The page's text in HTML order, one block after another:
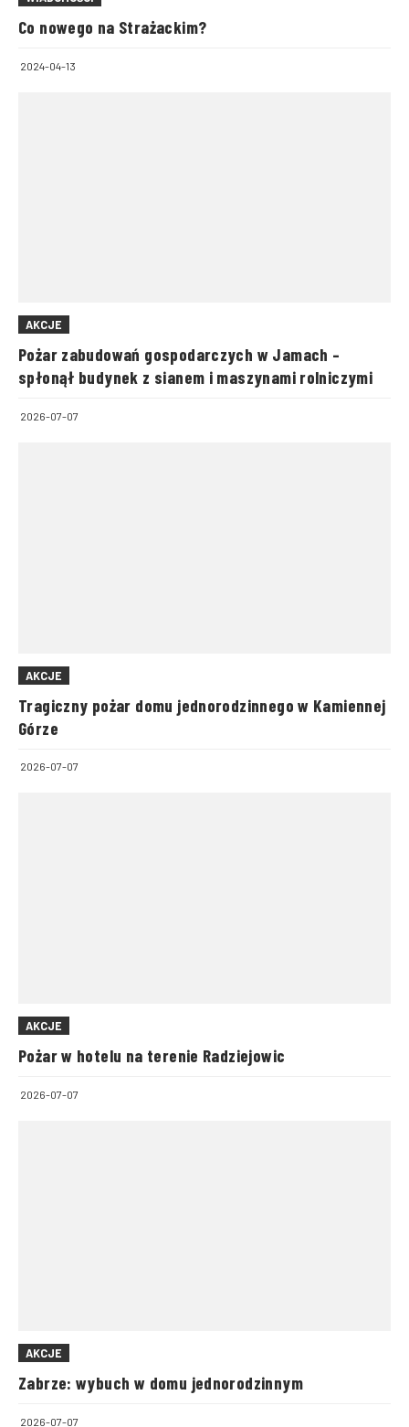
Co nowego na Strażackim?
2024-04-13
AKCJE
Pożar zabudowań gospodarczych w Jamach –
spłonął budynek z sianem i maszynami rolniczymi
2026-07-07
AKCJE
Tragiczny pożar domu jednorodzinnego w Kamiennej
Górze
2026-07-07
AKCJE
Pożar w hotelu na terenie Radziejowic
2026-07-07
AKCJE
Zabrze: wybuch w domu jednorodzinnym
2026-07-07